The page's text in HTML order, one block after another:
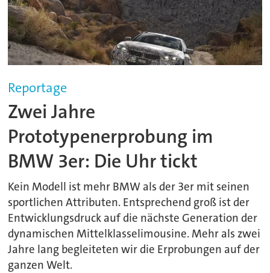
Reportage
Zwei Jahre
Prototypenerprobung im
BMW 3er: Die Uhr tickt
Kein Modell ist mehr BMW als der 3er mit seinen
sportlichen Attributen. Entsprechend groß ist der
Entwicklungsdruck auf die nächste Generation der
dynamischen Mittelklasselimousine. Mehr als zwei
Jahre lang begleiteten wir die Erprobungen auf der
ganzen Welt.